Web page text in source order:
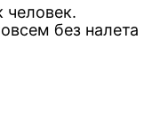
человек.
без налета